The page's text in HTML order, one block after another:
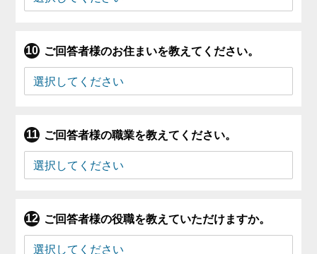
ご回答者様のお住まいを教えてください。
ご回答者様の職業を教えてください。
ご回答者様の役職を教えていただけますか。